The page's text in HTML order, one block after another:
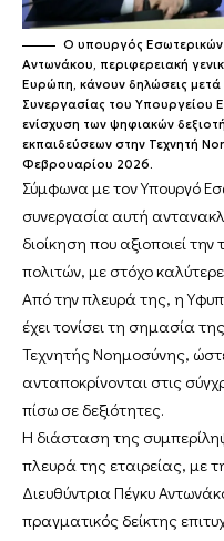
Ο υπουργός Εσωτερικών
Αντωνάκου, περιφερειακή
Ευρώπη, κάνουν δηλώσεις
Συνεργασίας του Υπουργείου
ενίσχυση των ψηφιακών
εκπαιδεύσεων στην Τεχνητή
Φεβρουαρίου 2026.
Σύμφωνα με τον Υπουργό
συνεργασία αυτή
διοίκηση που αξιοποιεί
πολιτών, με στόχο
Από την πλευρά της, η
έχει τονίσει τη σημασία
Τεχνητής Νοημοσύνης,
ανταποκρίνονται στις
πίσω σε δεξιότητες.
Η διάσταση της
πλευρά της εταιρείας, με
Διευθύντρια Πέγκυ
πραγματικός δείκτης